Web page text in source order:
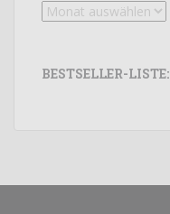
Archiv
BESTSELLER-LISTE: